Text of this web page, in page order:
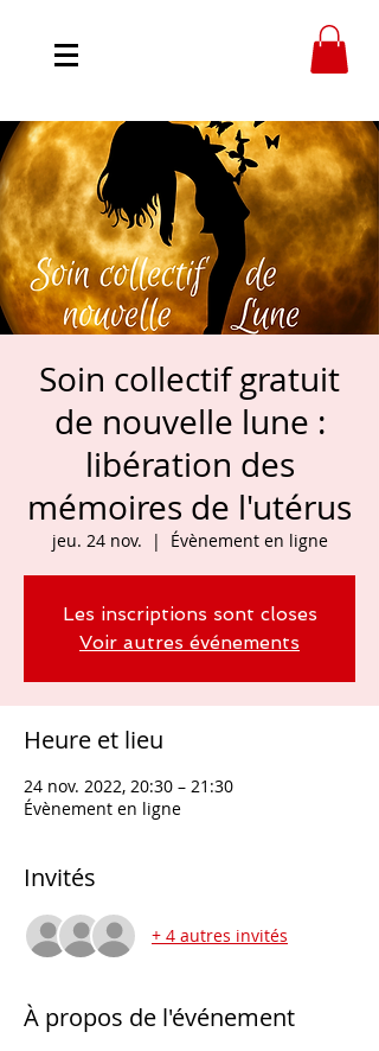
Soin collectif gratuit
de nouvelle lune :
libération des
mémoires de l'utérus
jeu. 24 nov.
  |
Évènement en ligne
Les inscriptions sont closes
Voir autres événements
Heure et lieu
24 nov. 2022, 20:30 – 21:30
Évènement en ligne
Invités
+ 4 autres invités
À propos de l'événement